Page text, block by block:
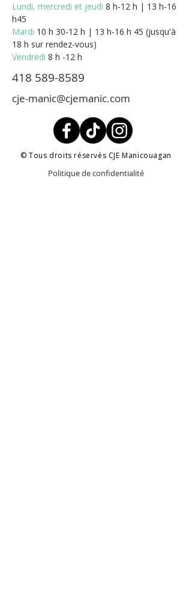
Lundi, mercredi et jeudi 8 h-12 h | 13 h-16
h45
Mardi 10 h 30-12 h | 13 h-16 h 45 (jusqu'à
18 h sur rendez-vous)
Vendredi 8 h -12 h
418 589-8589
cje-manic@cjemanic.com
© Tous droits réservés CJE Manicouagan
Politique de confidentialité